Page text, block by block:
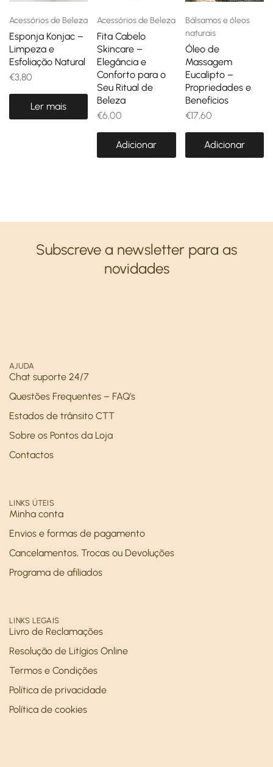
Acessórios de Beleza
Esponja Konjac –
Limpeza e
Esfoliação Natural
€3,80
Ler mais
Acessórios de Beleza
Fita Cabelo
Skincare –
Elegância e
Conforto para o
Seu Ritual de
Beleza
€6,00
Adicionar
Bálsamos e óleos
naturais
Óleo de
Massagem
Eucalipto –
Propriedades e
Benefícios
€17,60
Adicionar
Subscreve a newsletter para as
novidades
AJUDA
Chat suporte 24/7
Questões Frequentes – FAQ’s
Estados de trânsito CTT
Sobre os Pontos da Loja
Contactos
LINKS ÚTEIS
Minha conta
Envios e formas de pagamento
Cancelamentos, Trocas ou Devoluções
Programa de afiliados
LINKS LEGAIS
Livro de Reclamações
Resolução de Litígios Online
Termos e Condições
Política de privacidade
Política de cookies